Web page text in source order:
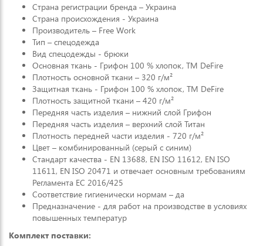
Страна регистрации бренда – Украина
Страна происхождения - Украина
Производитель – Free Work
Тип – спецодежда
Вид спецодежды - брюки
Основная ткань - Грифон 100 % хлопок, ТМ DeFire
Плотность основной ткани – 320 г/м²
Защитная ткань - Грифон 100 % хлопок, ТМ DeFire
Плотность защитной ткани – 420 г/м²
Передняя часть изделия – нижний слой Грифон
Передняя часть изделия – верхний слой Титан
Плотность передней части изделия - 720 г/м²
Цвет – комбинированный (серый с синим)
Стандарт качества - EN 13688, EN ISO 11612, EN ISO
11611, EN ISO 20471 и отвечает основным требованиям
Регламента ЕС 2016/425
Соответствие гигиенически нормам – да
Предназначение - для работ на производстве в условиях
повышенных температур
Комплект поставки: